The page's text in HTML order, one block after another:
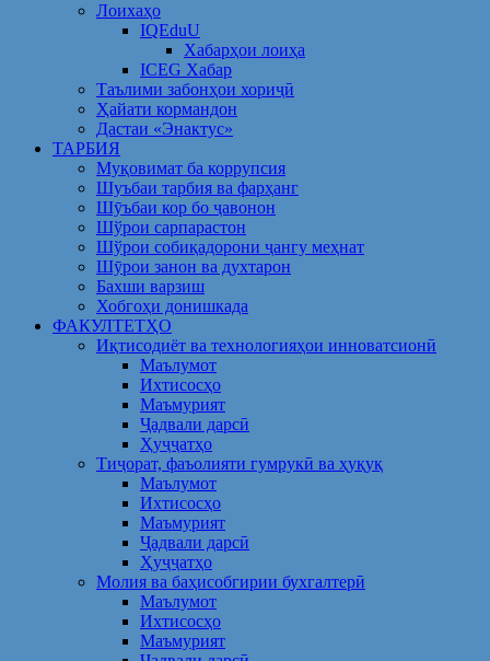
Лоихаҳо
IQEduU
Хабарҳои лоиҳа
ICEG Хабар
Таълими забонҳои хориҷӣ
Ҳайати кормандон
Дастаи «Энактус»
ТАРБИЯ
Муқовимат ба коррупсия
Шуъбаи тарбия ва фарҳанг
Шӯъбаи кор бо ҷавонон
Шўрои сарпарастон
Шўрои собиқадорони ҷангу меҳнат
Шӯрои занон ва духтарон
Бахши варзиш
Хобгоҳи донишкада
ФАКУЛТЕТҲО
Иқтисодиёт ва технологияҳои инноватсионӣ
Маълумот
Ихтисосҳо
Маъмурият
Ҷадвали дарсӣ
Ҳуҷҷатҳо
Тиҷорат, фаъолияти гумрукӣ ва ҳуқуқ
Маълумот
Ихтисосҳо
Маъмурият
Ҷадвали дарсӣ
Ҳуҷҷатҳо
Молия ва баҳисобгирии бухгалтерӣ
Маълумот
Ихтисосҳо
Маъмурият